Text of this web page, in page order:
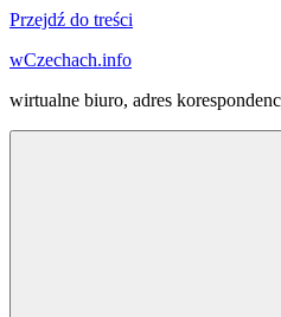
Przejdź do treści
wCzechach.info
wirtualne biuro, adres